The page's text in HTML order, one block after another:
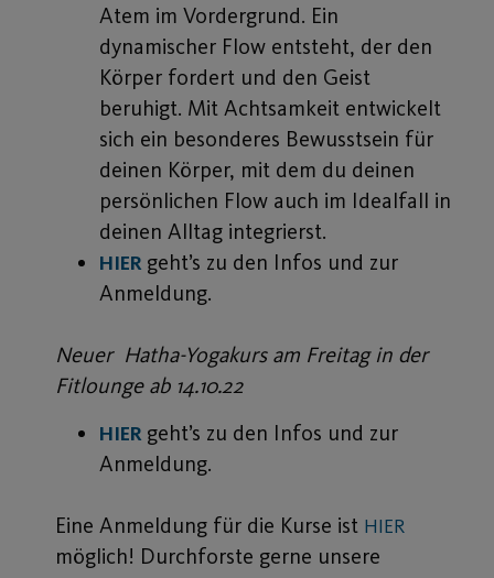
Atem im Vordergrund. Ein
dynamischer Flow entsteht, der den
Körper fordert und den Geist
beruhigt. Mit Achtsamkeit entwickelt
sich ein besonderes Bewusstsein für
deinen Körper, mit dem du deinen
persönlichen Flow auch im Idealfall in
deinen Alltag integrierst.
HIER geht’s zu den Infos und zur
Anmeldung.
Neuer Hatha-Yogakurs am Freitag in der
Fitlounge ab 14.10.22
HIER geht’s zu den Infos und zur
Anmeldung.
Eine Anmeldung für die Kurse ist HIER
möglich! Durchforste gerne unsere